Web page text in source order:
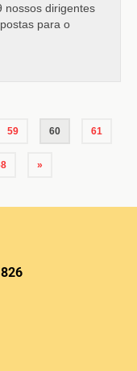
nossos dirigentes
para o
59 60 61
»